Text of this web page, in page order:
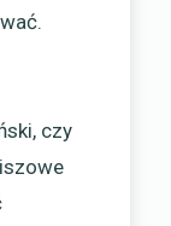
czy